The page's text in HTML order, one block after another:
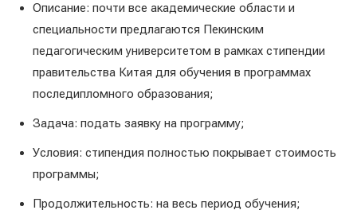
Описание: почти все академические области и
специальности предлагаются Пекинским
педагогическим университетом в рамках стипендии
правительства Китая для обучения в программах
последипломного образования;
Задача: подать заявку на программу;
Условия: стипендия полностью покрывает стоимость
программы;
Продолжительность: на весь период обучения;